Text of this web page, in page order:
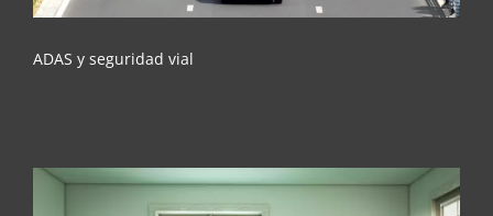
ADAS y seguridad vial